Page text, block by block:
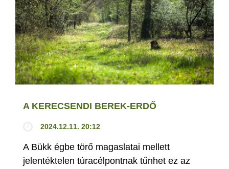
A KERECSENDI BEREK-ERDŐ
2024.12.11. 20:12
A Bükk égbe törő magaslatai mellett
jelentéktelen túracélpontnak tűnhet ez az